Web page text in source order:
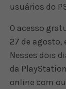
usuários do
O acesso
27 de agosto,
Nesses dois
da
online com